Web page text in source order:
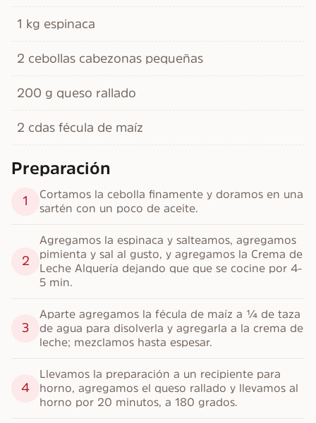
1 kg espinaca
2 cebollas cabezonas pequeñas
200 g queso rallado
2 cdas fécula de maíz
Preparación
1
Cortamos la cebolla finamente y doramos en una
sartén con un poco de aceite.
2
Agregamos la espinaca y salteamos, agregamos
pimienta y sal al gusto, y agregamos la Crema de
Leche Alquería dejando que que se cocine por 4-
5 min.
3
Aparte agregamos la fécula de maíz a ¼ de taza
de agua para disolverla y agregarla a la crema de
leche; mezclamos hasta espesar.
4
Llevamos la preparación a un recipiente para
horno, agregamos el queso rallado y llevamos al
horno por 20 minutos, a 180 grados.